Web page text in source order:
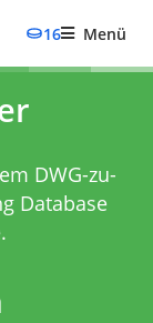
16 Menü
DWG-zu-
Database